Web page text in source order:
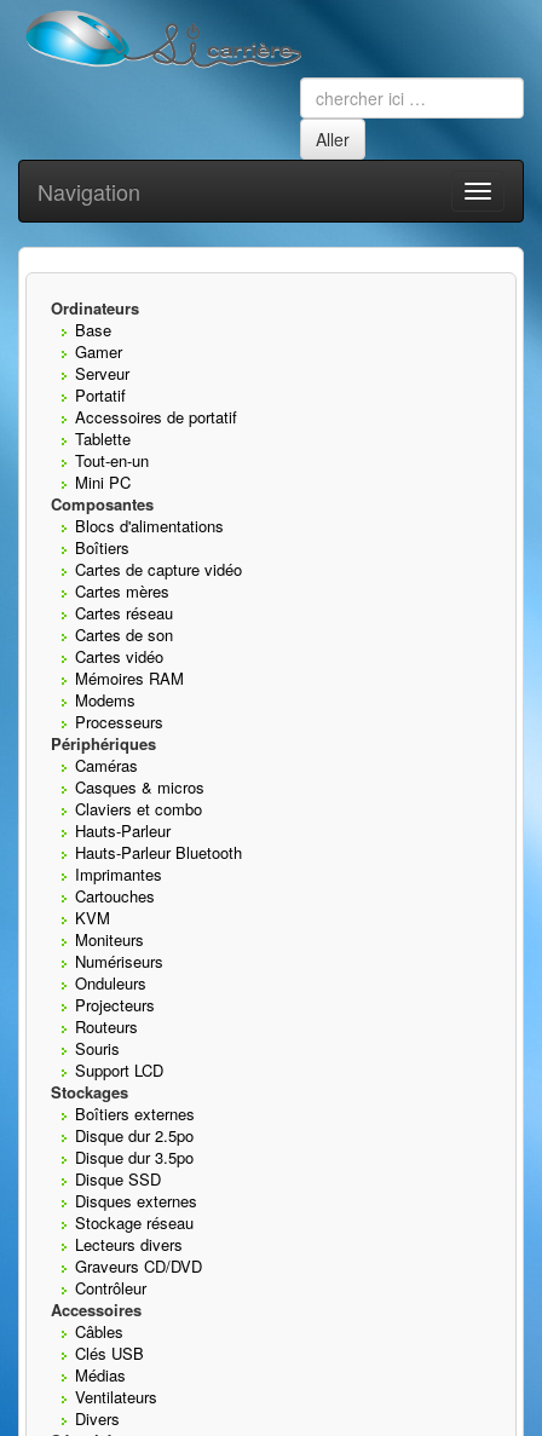
Toggle
Navigation
Ordinateurs
Base
Gamer
Serveur
Portatif
Accessoires de portatif
Tablette
Tout-en-un
Mini PC
Composantes
Blocs d'alimentations
Boîtiers
Cartes de capture vidéo
Cartes mères
Cartes réseau
Cartes de son
Cartes vidéo
Mémoires RAM
Modems
Processeurs
Périphériques
Caméras
Casques & micros
Claviers et combo
Hauts-Parleur
Hauts-Parleur Bluetooth
Imprimantes
Cartouches
KVM
Moniteurs
Numériseurs
Onduleurs
Projecteurs
Routeurs
Souris
Support LCD
Stockages
Boîtiers externes
Disque dur 2.5po
Disque dur 3.5po
Disque SSD
Disques externes
Stockage réseau
Lecteurs divers
Graveurs CD/DVD
Contrôleur
Accessoires
Câbles
Clés USB
Médias
Ventilateurs
Divers